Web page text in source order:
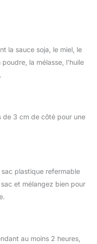
la sauce soja, le miel, le
la mélasse, l’huile
3 cm de côté pour une
plastique refermable
et mélangez bien pour
au moins 2 heures,